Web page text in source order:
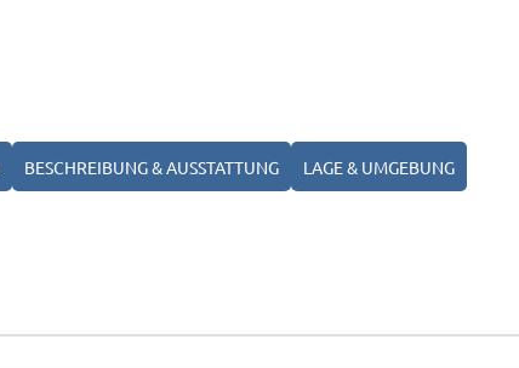
BESCHREIBUNG & AUSSTATTUNG LAGE & UMGEBUNG